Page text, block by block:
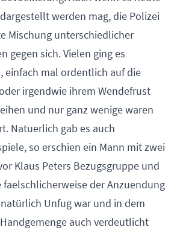
werden mag, die Polizei
Mischung unterschiedlicher
gegen sich. Vielen ging es
einfach mal ordentlich auf die
irgendwie ihrem Wendefrust
und nur ganz wenige waren
Natuerlich gab es auch
so erschien ein Mann mit zwei
Klaus Peters Bezugsgruppe und
faelschlicherweise der Anzuendung
natürlich Unfug war und in dem
auch verdeutlicht